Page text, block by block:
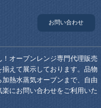
お問い合わせ
オーブンレンジ専門代理販売
えて展示しております。品物
熱水蒸気オーブンまで、自由
にお問い合わせをご利用いた